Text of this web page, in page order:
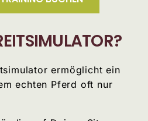
ermöglicht ein
echten Pferd oft nur